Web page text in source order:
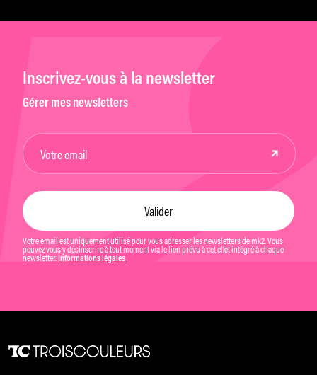
Inscrivez-vous à la newsletter
Gérer mes newsletters
Votre email est uniquement utilisé pour vous adresser les newsletters de mk2. Vous
pouvez vous y désinscrire à tout moment via le lien prévu à cet effet intégré à chaque
newsletter. Informations légales